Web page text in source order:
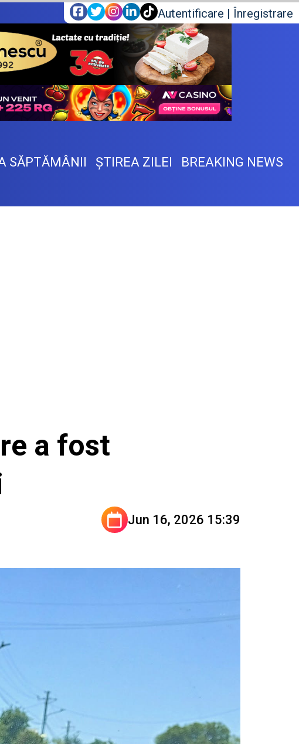
Autentificare | Înregistrare
SĂPTĂMÂNII ŞTIREA ZILEI BREAKING NEWS
a fost
Jun 16, 2026 15:39